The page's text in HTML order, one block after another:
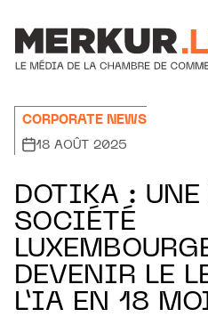
CORPORATE NEWS
18 AOÛT 2025
DOTIKA : UNE
SOCIÉTÉ
DEVENIR LE
L’IA EN 18